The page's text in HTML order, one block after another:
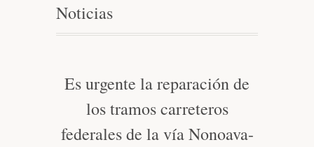
Mesa Directiva y Diputación Permanente
Noticias
Es urgente la reparación de
los tramos carreteros
federales de la vía Nonoava-